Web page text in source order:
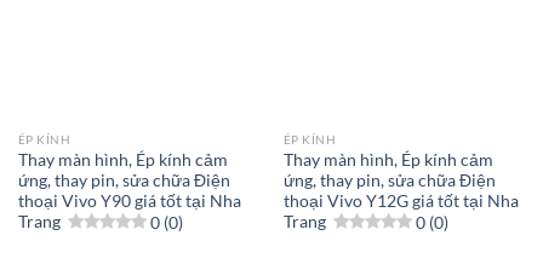
ÉP KÍNH
Thay màn hình, Ép kính cảm
ứng, thay pin, sửa chữa Điện
thoại Vivo Y90 giá tốt tại Nha
Trang
0 (0)
ÉP KÍNH
Thay màn hình, Ép kính cảm
ứng, thay pin, sửa chữa Điện
thoại Vivo Y12G giá tốt tại Nha
Trang
0 (0)